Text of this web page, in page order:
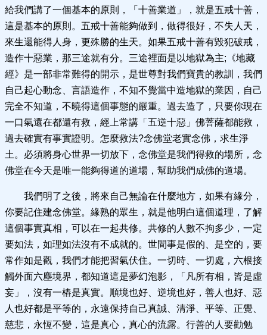
給我們講了一個基本的原則，「十善業道」，就是五戒十善，
這是基本的原則。五戒十善能夠做到，做得很好，不失人天，
來生還能得人身，更殊勝的生天。如果五戒十善有毀犯破戒，
造作十惡業，那三途就有分。三途裡面是以地獄為主;《地藏
經》是一部非常難得的開示，是世尊對我們寶貴的教訓，我們
自己起心動念、言語造作，不知不覺當中造地獄的業因，自己
完全不知道，不曉得這個事態的嚴重。過去造了，只要你現在
一口氣還在都還有救，經上常講「五逆十惡」佛菩薩都能救，
過去確實有事實證明。怎麼救法?念佛堂老實念佛，求生淨
土。必須將身心世界一切放下，念佛堂是我們得救的場所，念
佛堂在今天是唯一能夠得道的道場，幫助我們成佛的道場。
我們明了之後，將來自己無論在什麼地方，如果有緣分，
你要記住建念佛堂。緣熟的眾生，就是他明白這個道理，了解
這個事實真相，可以在一起共修。共修的人數不拘多少，一定
要如法，如理如法沒有不成就的。世間事是假的、是空的，要
常作如是觀，我們才能把習氣伏住。一切時、一切處，六根接
觸外面六塵境界，都知道這是夢幻泡影，「凡所有相，皆是虛
妄」，沒有一樁是真實。順境也好、逆境也好，善人也好、惡
人也好都是平等的，永遠保持自己真誠、清淨、平等、正覺、
慈悲，永恆不變，這是真心，真心的流露。行善的人要勸勉